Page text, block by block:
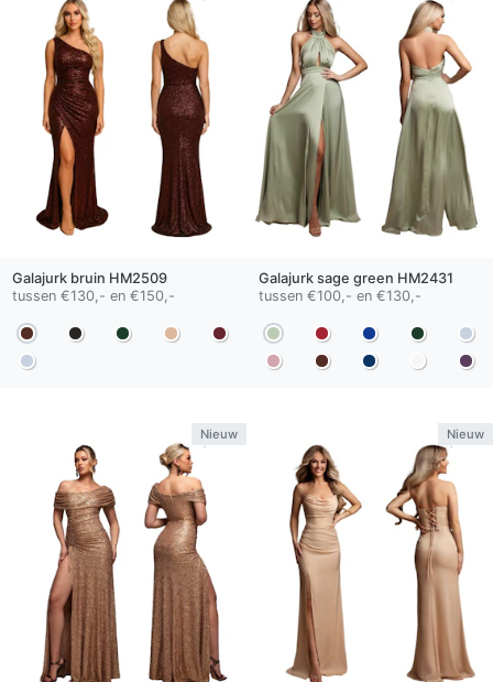
Galajurk bruin HM2509
tussen €130,- en €150,-
Galajurk sage green HM2431
tussen €100,- en €130,-
Nieuw Nieuw